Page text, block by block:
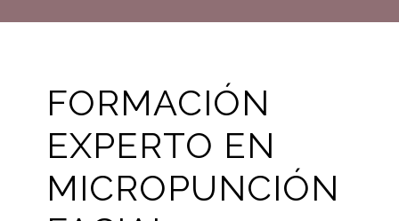
FORMACIÓN
EXPERTO EN
MICROPUNCIÓN